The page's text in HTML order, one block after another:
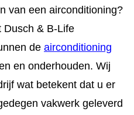
van een airconditioning?
Dusch & B-Life
de airconditioning
en onderhouden. Wij
wat betekent dat u er
vakwerk geleverd